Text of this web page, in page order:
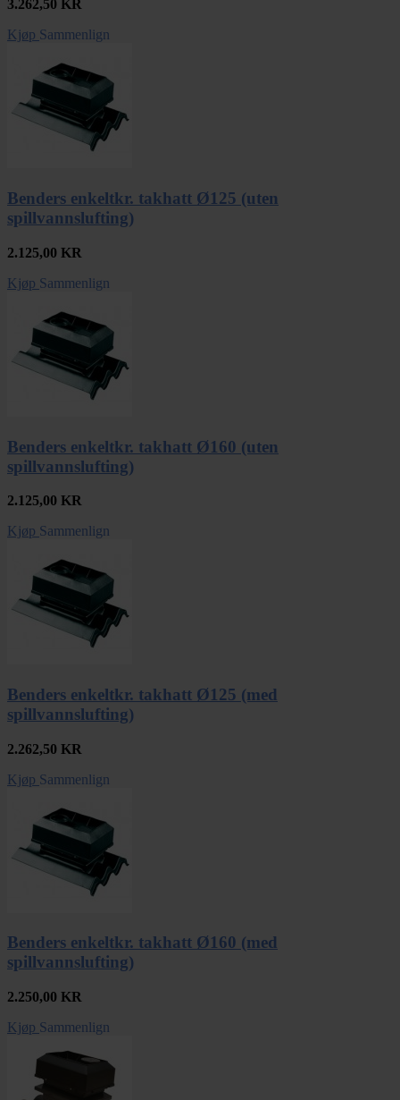
3.262,50 KR
Kjøp Sammenlign
Benders enkeltkr. takhatt Ø125 (uten
spillvannslufting)
2.125,00 KR
Kjøp Sammenlign
Benders enkeltkr. takhatt Ø160 (uten
spillvannslufting)
2.125,00 KR
Kjøp Sammenlign
Benders enkeltkr. takhatt Ø125 (med
spillvannslufting)
2.262,50 KR
Kjøp Sammenlign
Benders enkeltkr. takhatt Ø160 (med
spillvannslufting)
2.250,00 KR
Kjøp Sammenlign